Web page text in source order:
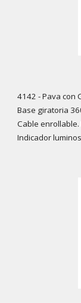
4142 - Pava con
Base giratoria
Cable
Indicador